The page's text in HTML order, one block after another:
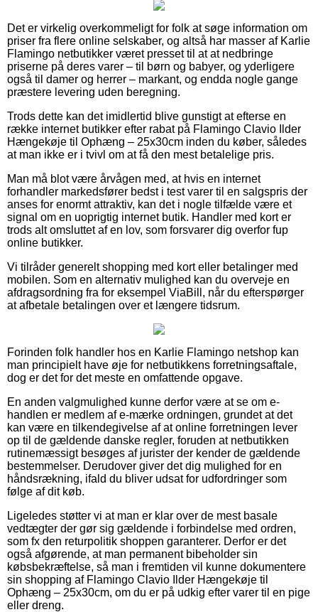
Det er virkelig overkommeligt for folk at søge information om
priser fra flere online selskaber, og altså har masser af Karlie
Flamingo netbutikker været presset til at at nedbringe
priserne på deres varer – til børn og babyer, og yderligere
også til damer og herrer – markant, og endda nogle gange
præstere levering uden beregning.
Trods dette kan det imidlertid blive gunstigt at efterse en
række internet butikker efter rabat på Flamingo Clavio Ilder
Hængekøje til Ophæng – 25x30cm inden du køber, således
at man ikke er i tvivl om at få den mest betalelige pris.
Man må blot være årvågen med, at hvis en internet
forhandler markedsfører bedst i test varer til en salgspris der
anses for enormt attraktiv, kan det i nogle tilfælde være et
signal om en uoprigtig internet butik. Handler med kort er
trods alt omsluttet af en lov, som forsvarer dig overfor fup
online butikker.
Vi tilråder generelt shopping med kort eller betalinger med
mobilen. Som en alternativ mulighed kan du overveje en
afdragsordning fra for eksempel ViaBill, når du efterspørger
at afbetale betalingen over et længere tidsrum.
Forinden folk handler hos en Karlie Flamingo netshop kan
man principielt have øje for netbutikkens forretningsaftale,
dog er det for det meste en omfattende opgave.
En anden valgmulighed kunne derfor være at se om e-
handlen er medlem af e-mærke ordningen, grundet at det
kan være en tilkendegivelse af at online forretningen lever
op til de gældende danske regler, foruden at netbutikken
rutinemæssigt besøges af jurister der kender de gældende
bestemmelser. Derudover giver det dig mulighed for en
håndsrækning, ifald du bliver udsat for udfordringer som
følge af dit køb.
Ligeledes støtter vi at man er klar over de mest basale
vedtægter der gør sig gældende i forbindelse med ordren,
som fx den returpolitik shoppen garanterer. Derfor er det
også afgørende, at man permanent bibeholder sin
købsbekræftelse, så man i fremtiden vil kunne dokumentere
sin shopping af Flamingo Clavio Ilder Hængekøje til
Ophæng – 25x30cm, om du er på udkig efter varer til en pige
eller dreng.